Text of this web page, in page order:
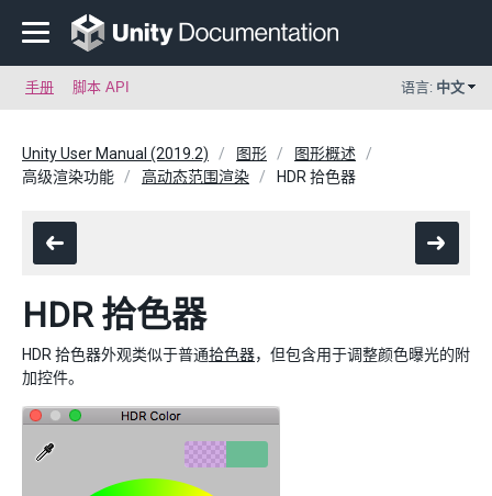
手册 脚本 API 语言: 中文
Unity User Manual (2019.2) 图形
图形概述
高级渲染功能
高动态范围渲染 HDR 拾色器
HDR 拾色器
HDR 拾色器外观类似于普通拾色器，但包含用于调整颜色曝光的附
加控件。